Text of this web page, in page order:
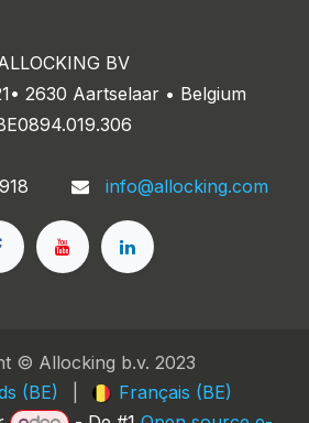
BV
2630 Aartselaar • Belgium
info@allocking.com
© Allocking b.v. 2023
(BE)
Français (BE)